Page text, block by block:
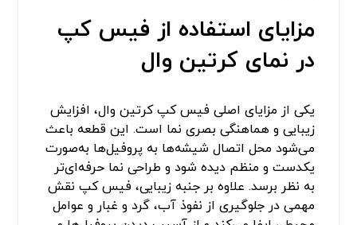
مزایای استفاده از فیس کپ
در نمای کرتین وال
یکی از مزایای اصلی فیس کپ کرتین وال، افزایش
زیبایی و هماهنگی بصری نما است. این قطعه باعث
می‌شود محل اتصال شیشه‌ها به پروفیل‌ها به‌صورت
یکدست و منظم دیده شود و طراحی نما حرفه‌ای‌تر
به نظر برسد. علاوه بر جنبه زیبایی، فیس کپ نقش
مهمی در جلوگیری از نفوذ آب، گرد و غبار و عوامل